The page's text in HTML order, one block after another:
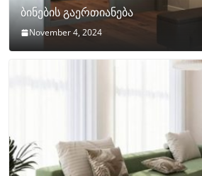
ბინების გაერთიანება
November 4, 2024